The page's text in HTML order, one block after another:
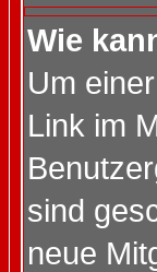
Wie
Um
Link im
sind
neue